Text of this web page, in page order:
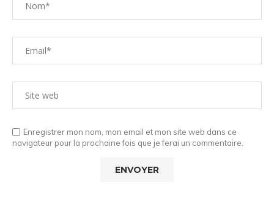
Enregistrer mon nom, mon email et mon site web dans ce
navigateur pour la prochaine fois que je ferai un commentaire.